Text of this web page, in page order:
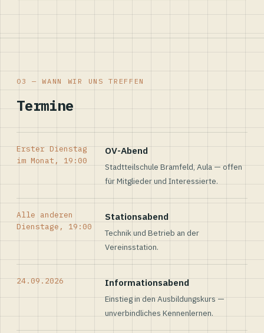
03 — WANN WIR UNS TREFFEN
Termine
Erster Dienstag
im Monat, 19:00
OV-Abend
Stadtteilschule Bramfeld, Aula — offen
für Mitglieder und Interessierte.
Alle anderen
Dienstage, 19:00
Stationsabend
Technik und Betrieb an der
Vereinsstation.
24.09.2026 Informationsabend
Einstieg in den Ausbildungskurs —
unverbindliches Kennenlernen.